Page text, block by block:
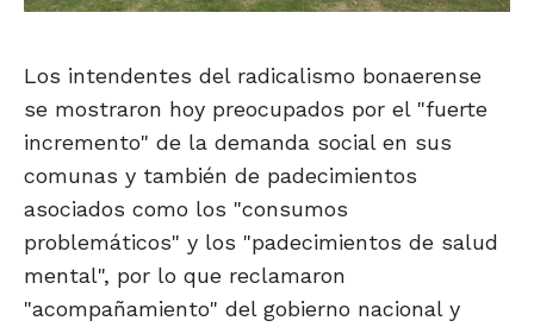
Los intendentes del radicalismo bonaerense
se mostraron hoy preocupados por el "fuerte
incremento" de la demanda social en sus
comunas y también de padecimientos
asociados como los "consumos
problemáticos" y los "padecimientos de salud
mental", por lo que reclamaron
"acompañamiento" del gobierno nacional y